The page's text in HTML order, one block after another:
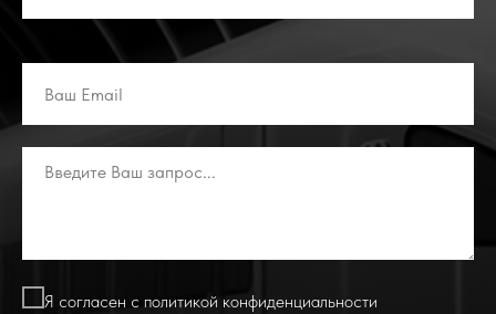
Я согласен с политикой конфиденциальности